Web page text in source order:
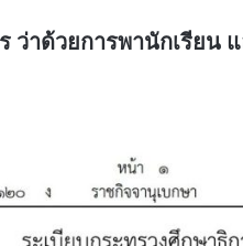
ว่าด้วยการพานักเรีย